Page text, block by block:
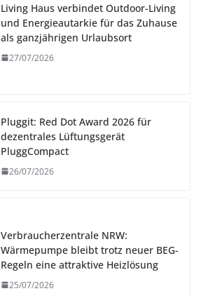
Living Haus verbindet Outdoor-Living
und Energieautarkie für das Zuhause
als ganzjährigen Urlaubsort
27/07/2026
Pluggit: Red Dot Award 2026 für
dezentrales Lüftungsgerät
PluggCompact
26/07/2026
Verbraucherzentrale NRW:
Wärmepumpe bleibt trotz neuer BEG-
Regeln eine attraktive Heizlösung
25/07/2026